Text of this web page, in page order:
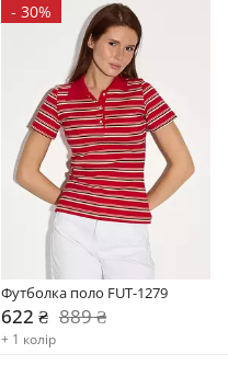
- 30%
Футболка поло FUT-1279
622 ₴ 889 ₴
+ 1 колір